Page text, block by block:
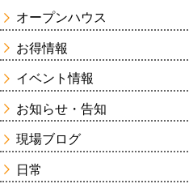
オープンハウス
お得情報
イベント情報
お知らせ・告知
現場ブログ
日常